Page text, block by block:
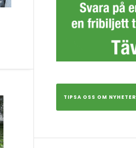
TIPSA OSS OM NYHETER